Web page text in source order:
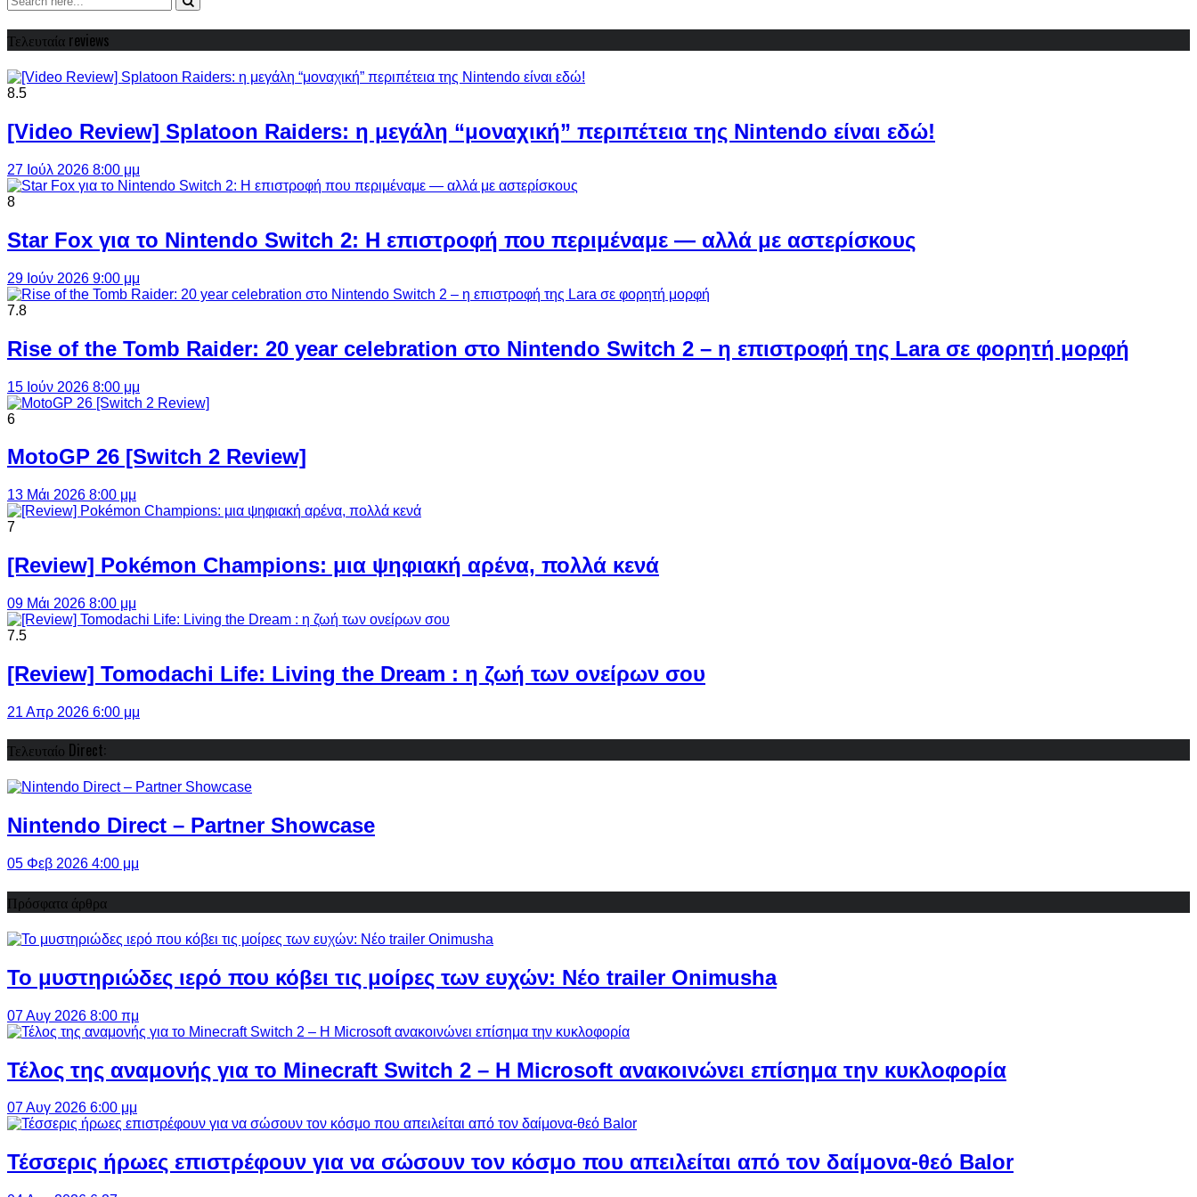
Τελευταία reviews
8.5
[Video Review] Splatoon Raiders: η μεγάλη “μοναχική” περιπέτεια της Nintendo είναι εδώ!
27 Ιούλ 2026 8:00 μμ
8
Star Fox για το Nintendo Switch 2: Η επιστροφή που περιμέναμε — αλλά με αστερίσκους
29 Ιούν 2026 9:00 μμ
7.8
Rise of the Tomb Raider: 20 year celebration στο Nintendo Switch 2 – η επιστροφή της Lara σε φορητή μορφή
15 Ιούν 2026 8:00 μμ
6
MotoGP 26 [Switch 2 Review]
13 Μάι 2026 8:00 μμ
7
[Review] Pokémon Champions: μια ψηφιακή αρένα, πολλά κενά
09 Μάι 2026 8:00 μμ
7.5
[Review] Tomodachi Life: Living the Dream : η ζωή των ονείρων σου
21 Απρ 2026 6:00 μμ
Τελευταίο Direct:
Nintendo Direct – Partner Showcase
05 Φεβ 2026 4:00 μμ
Πρόσφατα άρθρα
Το μυστηριώδες ιερό που κόβει τις μοίρες των ευχών: Νέο trailer Onimusha
07 Αυγ 2026 8:00 πμ
Τέλος της αναμονής για το Minecraft Switch 2 – Η Microsoft ανακοινώνει επίσημα την κυκλοφορία
07 Αυγ 2026 6:00 μμ
Τέσσερις ήρωες επιστρέφουν για να σώσουν τον κόσμο που απειλείται από τον δαίμονα-θεό Balor